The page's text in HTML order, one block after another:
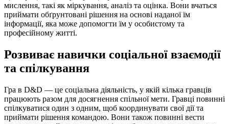
мислення, такі як міркування, аналіз та оцінка. Вони вчаться
приймати обґрунтовані рішення на основі наданої їм
інформації, яка може допомогти їм у особистому та
професійному житті.
Розвиває навички соціальної взаємодії
та спілкування
Гра в D&D — це соціальна діяльність, у якій кілька гравців
працюють разом для досягнення спільної мети. Гравці повинні
спілкуватися один з одним, щоб координувати свої дії та
приймати рішення командою. Вони також повинні вести